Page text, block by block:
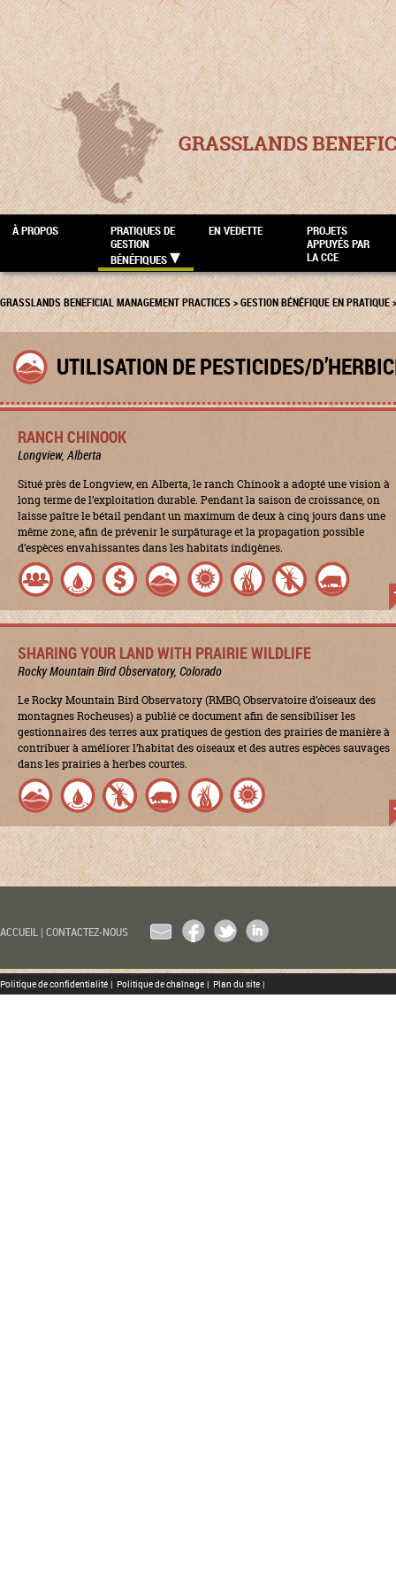
GRASSLANDS
À PROPOS
PRATIQUES DE
GESTION
BÉNÉFIQUES
EN VEDETTE
PROJETS
APPUYÉS PAR
LA CCE
GRASSLANDS BENEFICIAL MANAGEMENT PRACTICES>GESTION BÉNÉFIQUE EN PRATIQUE
UTILISATION DE PESTICIDES/
RANCH CHINOOK
Longview, Alberta
Situé près de Longview, en Alberta, le ranch Chinook a adopté une vision à
long terme de l’exploitation durable. Pendant la saison de croissance, on
laisse paître le bétail pendant un maximum de deux à cinq jours dans une
même zone, afin de prévenir le surpâturage et la propagation possible
d’espèces envahissantes dans les habitats indigènes.
SHARING YOUR LAND WITH PRAIRIE WILDLIFE
Rocky Mountain Bird Observatory, Colorado
Le Rocky Mountain Bird Observatory (RMBO, Observatoire d’oiseaux des
montagnes Rocheuses) a publié ce document afin de sensibiliser les
gestionnaires des terres aux pratiques de gestion des prairies de manière à
contribuer à améliorer l’habitat des oiseaux et des autres espèces sauvages
dans les prairies à herbes courtes.
ACCUEIL | CONTACTEZ-NOUS
Politique de confidentialité | Politique de chaînage | Plan du site |